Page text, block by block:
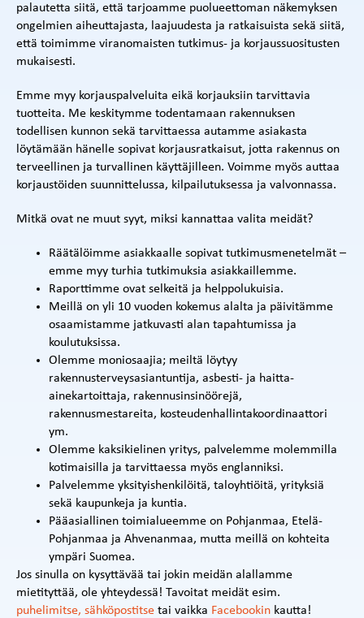
palautetta siitä, että tarjoamme puolueettoman näkemyksen
ongelmien aiheuttajasta, laajuudesta ja ratkaisuista sekä siitä,
että toimimme viranomaisten tutkimus- ja korjaussuositusten
mukaisesti.
Emme myy korjauspalveluita eikä korjauksiin tarvittavia
tuotteita. Me keskitymme todentamaan rakennuksen
todellisen kunnon sekä tarvittaessa autamme asiakasta
löytämään hänelle sopivat korjausratkaisut, jotta rakennus on
terveellinen ja turvallinen käyttäjilleen. Voimme myös auttaa
korjaustöiden suunnittelussa, kilpailutuksessa ja valvonnassa.
Mitkä ovat ne muut syyt, miksi kannattaa valita meidät?
Räätälöimme asiakkaalle sopivat tutkimusmenetelmät –
emme myy turhia tutkimuksia asiakkaillemme.
Raporttimme ovat selkeitä ja helppolukuisia.
Meillä on yli 10 vuoden kokemus alalta ja päivitämme
osaamistamme jatkuvasti alan tapahtumissa ja
koulutuksissa.
Olemme moniosaajia; meiltä löytyy
rakennusterveysasiantuntija, asbesti- ja haitta-
ainekartoittaja, rakennusinsinöörejä,
rakennusmestareita, kosteudenhallintakoordinaattori
ym.
Olemme kaksikielinen yritys, palvelemme molemmilla
kotimaisilla ja tarvittaessa myös englanniksi.
Palvelemme yksityishenkilöitä, taloyhtiöitä, yrityksiä
sekä kaupunkeja ja kuntia.
Pääasiallinen toimialueemme on Pohjanmaa, Etelä-
Pohjanmaa ja Ahvenanmaa, mutta meillä on kohteita
ympäri Suomea.
Jos sinulla on kysyttävää tai jokin meidän alallamme
mietityttää, ole yhteydessä! Tavoitat meidät esim.
puhelimitse, sähköpostitse tai vaikka Facebookin kautta!